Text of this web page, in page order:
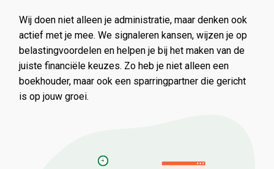
Wij doen niet alleen je administratie, maar denken ook
actief met je mee. We signaleren kansen, wijzen je op
belastingvoordelen en helpen je bij het maken van de
juiste financiële keuzes. Zo heb je niet alleen een
boekhouder, maar ook een sparringpartner die gericht
is op jouw groei.